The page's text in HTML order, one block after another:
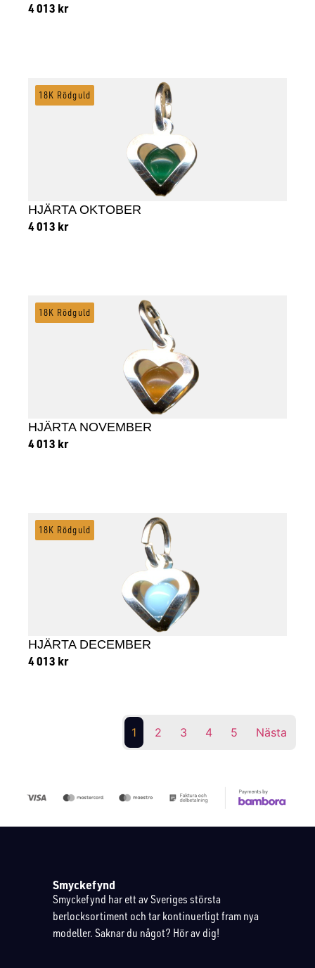
4 013 kr
HJÄRTA OKTOBER
4 013 kr
18K Rödguld
HJÄRTA NOVEMBER
4 013 kr
18K Rödguld
HJÄRTA DECEMBER
4 013 kr
18K Rödguld
1 2 3 4 5 Nästa
Smyckefynd
Smyckefynd har ett av Sveriges största
berlocksortiment och tar kontinuerligt fram nya
modeller. Saknar du något? Hör av dig!